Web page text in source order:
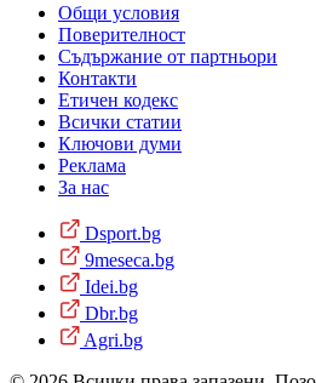
Общи условия
Поверителност
Съдържание от партньори
Контакти
Етичен кодекс
Всички статии
Ключови думи
Реклама
За нас
Dsport.bg
9meseca.bg
Idei.bg
Dbr.bg
Agri.bg